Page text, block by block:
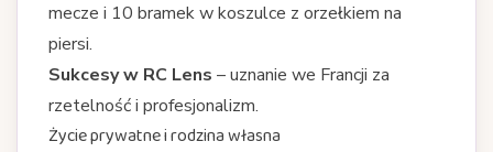
mecze i 10 bramek w koszulce z orzełkiem na
piersi.
Sukcesy w RC Lens – uznanie we Francji za
rzetelność i profesjonalizm.
Życie prywatne i rodzina własna